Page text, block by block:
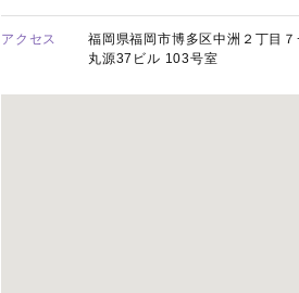
アクセス
福岡県福岡市博多区中洲２丁目
丸源37ビル 103号室